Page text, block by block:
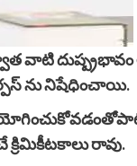
దుష్ప్రభావం
ను నిషేధించాయి.
క్రిమికీటకాలు రావు.